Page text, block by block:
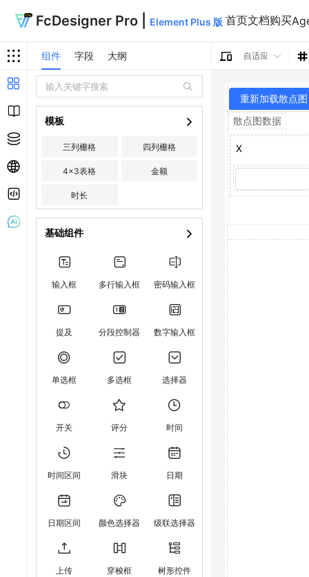
FcDesigner Pro | Element Plus 版 首页文档购买
组件 字段 大纲
模板
三列栅格 四列栅格
4x3表格 金额
时长
基础组件
输入框 多行输入框 密码输入框
提及 分段控制器 数字输入框
单选框 多选框 选择器
开关 评分 时间
时间区间 滑块 日期
日期区间 颜色选择器 级联选择器
上传 穿梭框 树形控件
自适应
重新加载散点图
散点图数据
X